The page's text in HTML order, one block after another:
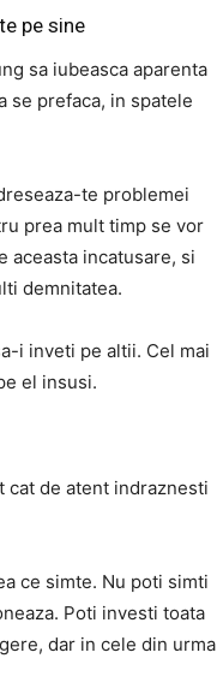
pe sine
sa iubeasca aparenta
se prefaca, in spatele
te problemei
prea mult timp se vor
aceasta incatusare, si
demnitatea.
i inveti pe altii. Cel mai
el insusi.
de atent indraznesti
ce simte. Nu poti simti
Poti investi toata
dar in cele din urma